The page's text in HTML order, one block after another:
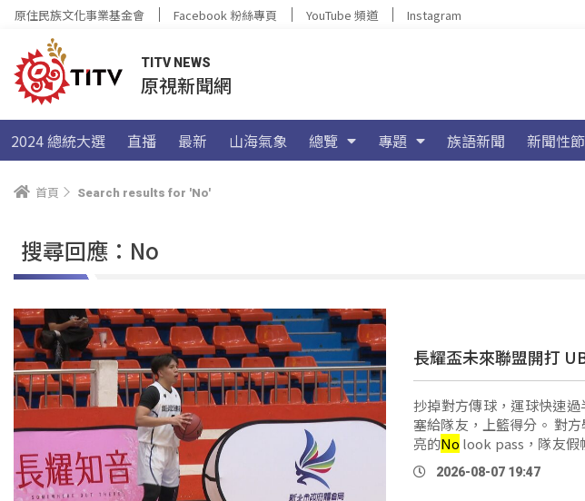
原住民族文化事業基金會 Facebook 粉絲專頁 YouTube 頻道 Instagram
TITV NEWS
原視新聞網
2024 總統大選 直播 最新 山海氣象 總覽 專題 族語新聞 新聞性
首頁 Search results for 'No'
搜尋回應：No
長耀盃未來聯盟開打
抄掉對方傳球，運球快速
塞給隊友，上籃得分。 對方學生球員也不甘示弱，持球快速進攻，一記漂
亮的No look pass，隊友假
耀盃賽事。 長耀盃未
2026-08-07 19:47